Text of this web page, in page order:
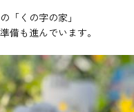
「くの字の家」
備も進んでいます。